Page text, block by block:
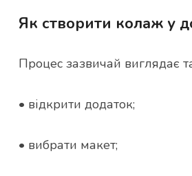
Як створити колаж у
Процес зазвичай виглядає
• відкрити додаток;
• вибрати макет;